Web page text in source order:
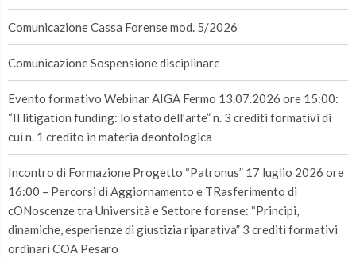
Comunicazione Cassa Forense mod. 5/2026
Comunicazione Sospensione disciplinare
Evento formativo Webinar AIGA Fermo 13.07.2026 ore 15:00:
“Il litigation funding: lo stato dell’arte” n. 3 crediti formativi di
cui n. 1 credito in materia deontologica
Incontro di Formazione Progetto “Patronus” 17 luglio 2026 ore
16:00 – Percorsi di Aggiornamento e TRasferimento di
cONoscenze tra Università e Settore forense: “Principi,
dinamiche, esperienze di giustizia riparativa” 3 crediti formativi
ordinari COA Pesaro